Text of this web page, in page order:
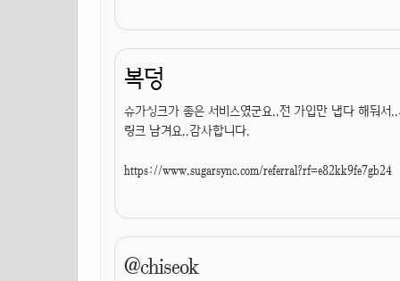
복덩
슈가싱크가 좋은 서비스였군요..전 가입만 냅다 해둬서
링크 남겨요..감사합니다.
https://www.sugarsync.com/referral?rf=e82kk9fe7gb24
@chiseok